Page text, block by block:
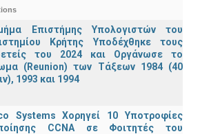
Επιστήμης Υπολογιστών του
Κρήτης Υποδέχθηκε τους
του 2024 και Οργάνωσε το
(Reunion) των Τάξεων 1984 (40
1993 και 1994
Systems Χορηγεί 10 Υποτροφίες
CCNA σε Φοιτητές του